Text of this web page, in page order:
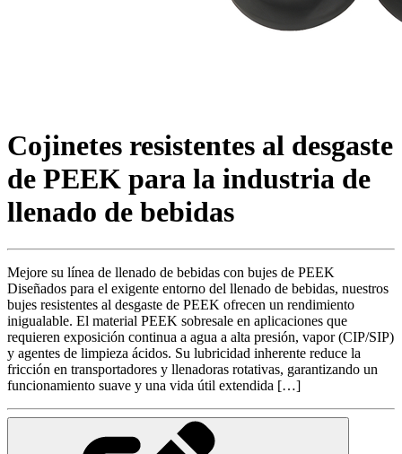
Cojinetes resistentes al desgaste
de PEEK para la industria de
llenado de bebidas
Mejore su línea de llenado de bebidas con bujes de PEEK
Diseñados para el exigente entorno del llenado de bebidas, nuestros
bujes resistentes al desgaste de PEEK ofrecen un rendimiento
inigualable. El material PEEK sobresale en aplicaciones que
requieren exposición continua a agua a alta presión, vapor (CIP/SIP)
y agentes de limpieza ácidos. Su lubricidad inherente reduce la
fricción en transportadores y llenadoras rotativas, garantizando un
funcionamiento suave y una vida útil extendida […]